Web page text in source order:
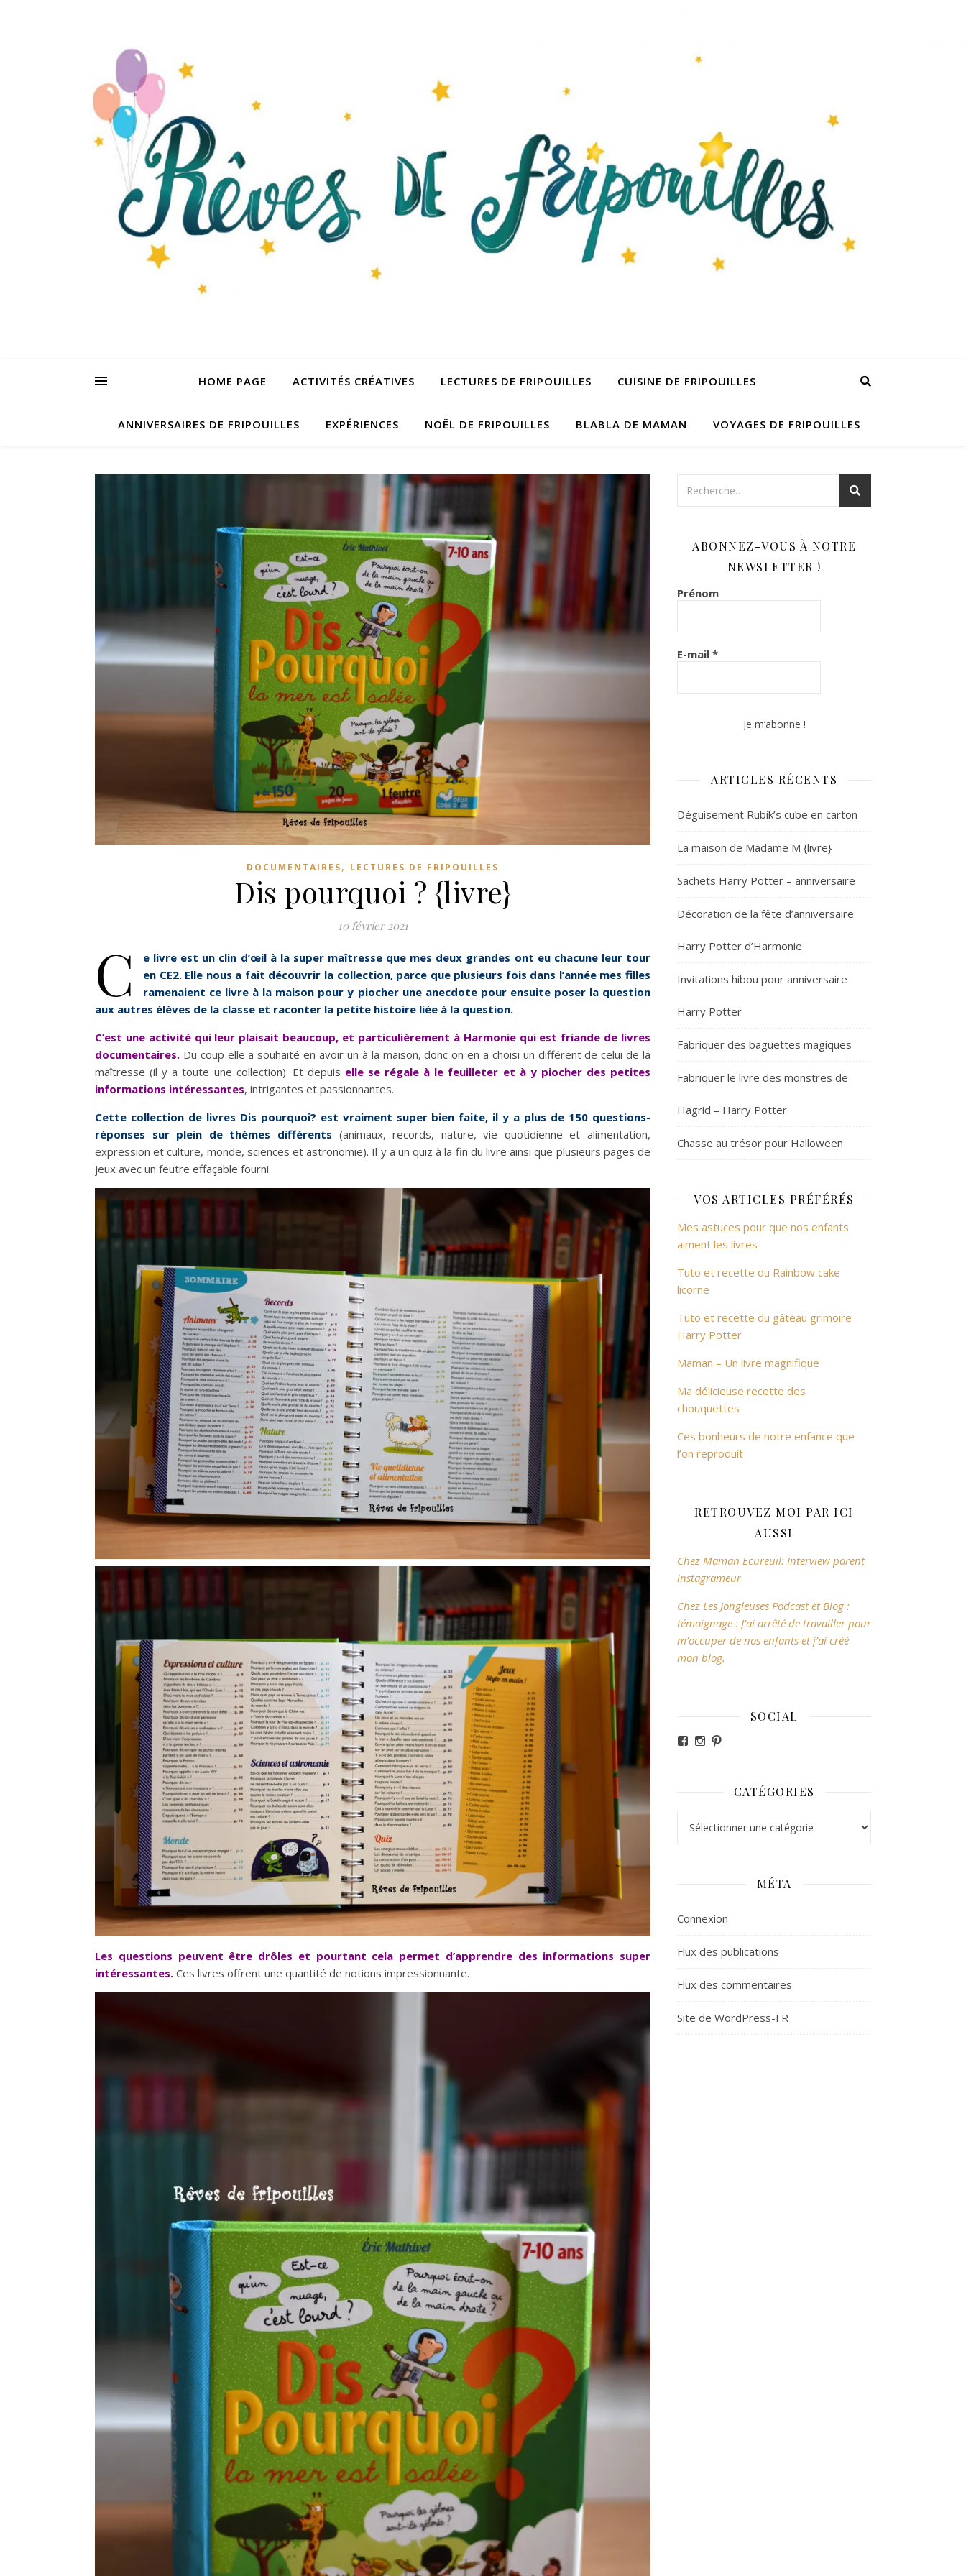
HOME PAGE ACTIVITÉS CRÉATIVES LECTURES DE FRIPOUILLES CUISINE DE FRIPOUILLES
ANNIVERSAIRES DE FRIPOUILLES EXPÉRIENCES NOËL DE FRIPOUILLES BLABLA DE MAMAN VOYAGES DE FRIPOUILLES
DOCUMENTAIRES, LECTURES DE FRIPOUILLES
Dis pourquoi ? {livre}
10 février 2021
C
e livre est un clin d’œil à la super maîtresse que mes deux grandes ont eu chacune leur tour
en CE2. Elle nous a fait découvrir la collection, parce que plusieurs fois dans l’année mes filles
ramenaient ce livre à la maison pour y piocher une anecdote pour ensuite poser la question
aux autres élèves de la classe et raconter la petite histoire liée à la question.
C’est une activité qui leur plaisait beaucoup, et particulièrement à Harmonie qui est friande de livres
documentaires. Du coup elle a souhaité en avoir un à la maison, donc on en a choisi un différent de celui de la
maîtresse (il y a toute une collection). Et depuis elle se régale à le feuilleter et à y piocher des petites
informations intéressantes, intrigantes et passionnantes.
Cette collection de livres Dis pourquoi? est vraiment super bien faite, il y a plus de 150 questions-
réponses sur plein de thèmes différents (animaux, records, nature, vie quotidienne et alimentation,
expression et culture, monde, sciences et astronomie). Il y a un quiz à la fin du livre ainsi que plusieurs pages de
jeux avec un feutre effaçable fourni.
Les questions peuvent être drôles et pourtant cela permet d’apprendre des informations super
intéressantes. Ces livres offrent une quantité de notions impressionnante.
ABONNEZ-VOUS À NOTRE
NEWSLETTER !
Prénom
E-mail *
ARTICLES RÉCENTS
Déguisement Rubik’s cube en carton
La maison de Madame M {livre}
Sachets Harry Potter – anniversaire
Décoration de la fête d’anniversaire
Harry Potter d’Harmonie
Invitations hibou pour anniversaire
Harry Potter
Fabriquer des baguettes magiques
Fabriquer le livre des monstres de
Hagrid – Harry Potter
Chasse au trésor pour Halloween
VOS ARTICLES PRÉFÉRÉS
Mes astuces pour que nos enfants
aiment les livres
Tuto et recette du Rainbow cake
licorne
Tuto et recette du gâteau grimoire
Harry Potter
Maman – Un livre magnifique
Ma délicieuse recette des
chouquettes
Ces bonheurs de notre enfance que
l’on reproduit
RETROUVEZ MOI PAR ICI
AUSSI
Chez Maman Ecureuil: Interview parent
instagrameur
Chez Les Jongleuses Podcast et Blog :
témoignage : J’ai arrêté de travailler pour
m’occuper de nos enfants et j’ai créé
mon blog.
SOCIAL
Voir le profil de revesdefripouilles sur Facebook
Voir le profil de claire_revesdefripouilles sur
CATÉGORIES
MÉTA
Connexion
Flux des publications
Flux des commentaires
Site de WordPress-FR